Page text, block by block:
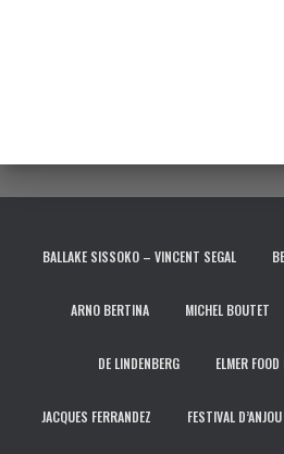
BALLAKE SISSOKO – VINCENT SEGAL
ARNO BERTINA MICHEL BOUTET
DE LINDENBERG ELMER FOOD
JACQUES FERRANDEZ FESTIVAL D’ANJOU